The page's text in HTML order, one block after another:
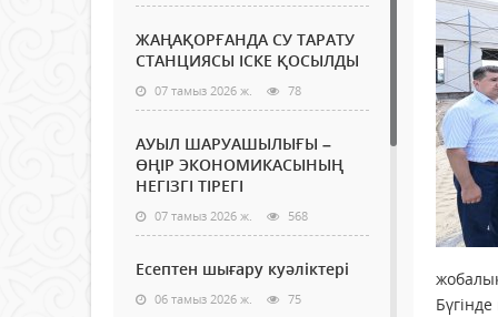
ЖАҢАҚОРҒАНДА СУ ТАРАТУ
СТАНЦИЯСЫ ІСКЕ ҚОСЫЛДЫ
07 тамыз 2026 ж. 78
АУЫЛ ШАРУАШЫЛЫҒЫ –
ӨҢІР ЭКОНОМИКАСЫНЫҢ
НЕГІЗГІ ТІРЕГІ
07 тамыз 2026 ж. 568
Есептен шығару куәліктері
06 тамыз 2026 ж. 75